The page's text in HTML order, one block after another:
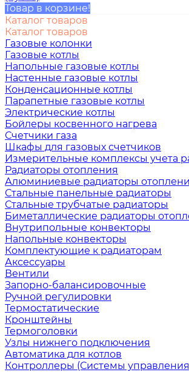
Товар в корзине!
Каталог товаров
Каталог товаров
Газовые колонки
Газовые котлы
Напольные газовые котлы
Настенные газовые котлы
Конденсационные котлы
Парапетные газовые котлы
Электрические котлы
Бойлеры косвенного нагрева
Счетчики газа
Шкафы для газовых счетчиков
Измерительные комплексы учета
Радиаторы отопления
Алюминиевые радиаторы
Стальные панельные радиаторы
Стальные трубчатые радиаторы
Биметаллические радиаторы
Внутрипольные конвекторы
Напольные конвекторы
Комплектующие к радиаторам
Аксессуары
Вентили
Запорно-балансировочные
Ручной регулировки
Термостатические
Кронштейны
Термоголовки
Узлы нижнего подключения
Автоматика для котлов
Контроллеры (Системы